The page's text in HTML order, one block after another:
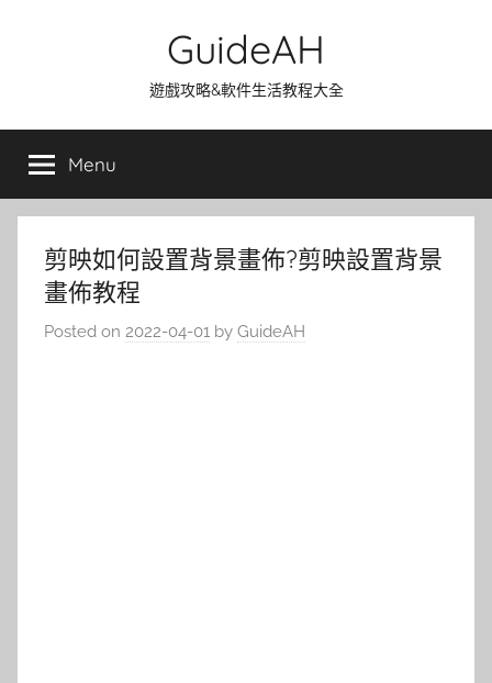
GuideAH
遊戲攻略&軟件生活教程大全
Menu
剪映如何設置背景畫佈?剪映設置背景
畫佈教程
Posted on 2022-04-01 by GuideAH